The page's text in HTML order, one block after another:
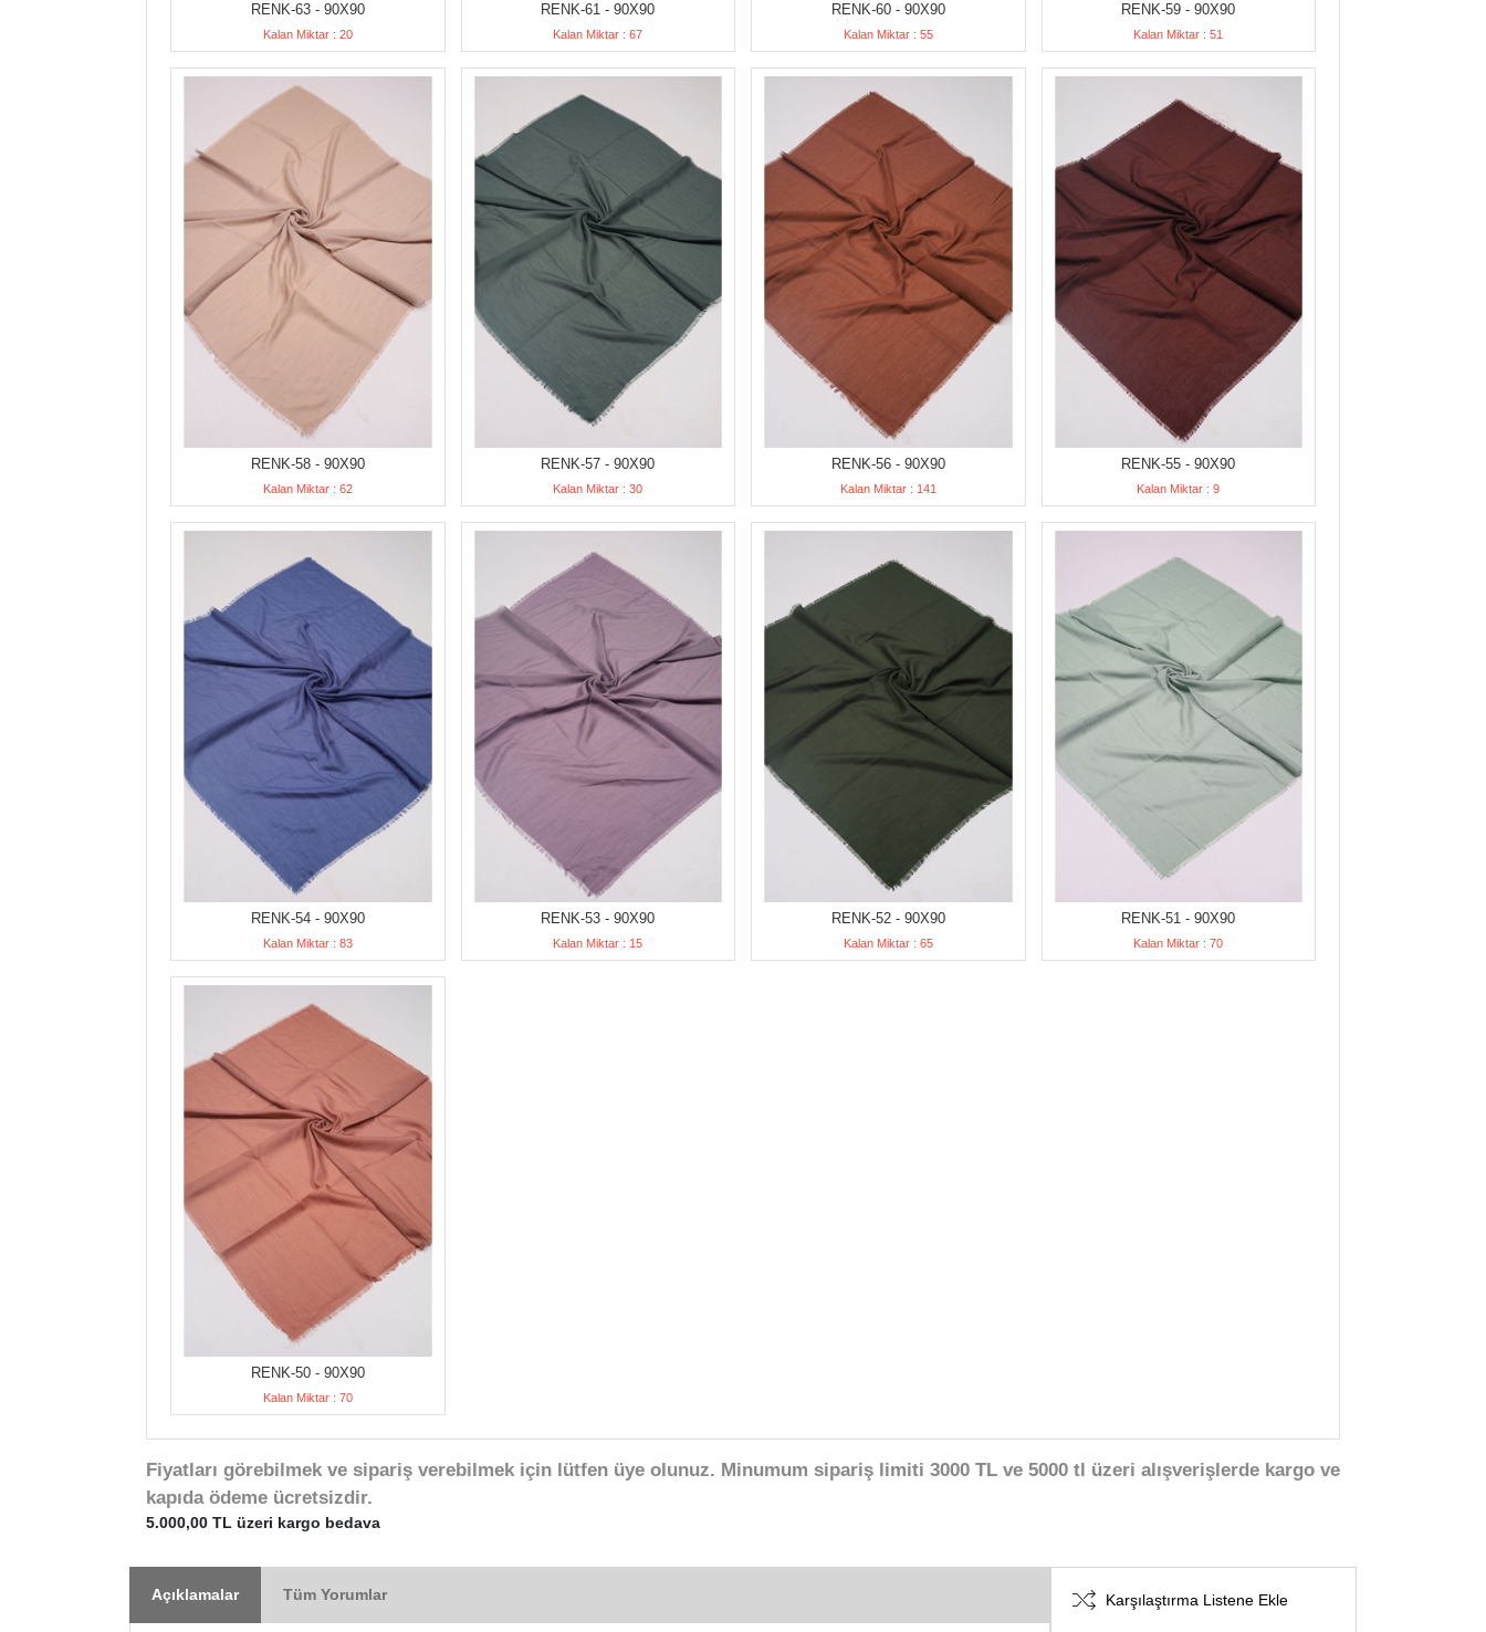
RENK-63 - 90X90
Kalan Miktar : 20
RENK-61 - 90X90
Kalan Miktar : 67
RENK-60 - 90X90
Kalan Miktar : 55
RENK-59 - 90X90
Kalan Miktar : 51
RENK-58 - 90X90
Kalan Miktar : 62
RENK-57 - 90X90
Kalan Miktar : 30
RENK-56 - 90X90
Kalan Miktar : 141
RENK-55 - 90X90
Kalan Miktar : 9
RENK-54 - 90X90
Kalan Miktar : 83
RENK-53 - 90X90
Kalan Miktar : 15
RENK-52 - 90X90
Kalan Miktar : 65
RENK-51 - 90X90
Kalan Miktar : 70
RENK-50 - 90X90
Kalan Miktar : 70
Fiyatları görebilmek ve sipariş verebilmek için lütfen üye olunuz. Minumum sipariş limiti 3000 TL ve 5000 tl üzeri alışverişlerde kargo ve
kapıda ödeme ücretsizdir.
5.000,00 TL üzeri kargo bedava
Açıklamalar Tüm Yorumlar Karşılaştırma Listene Ekle